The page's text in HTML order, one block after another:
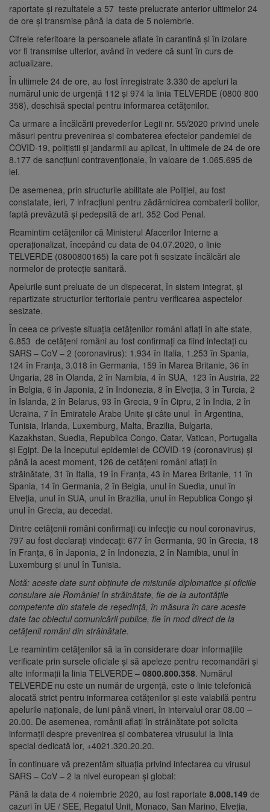
raportate și rezultatele a 57 teste prelucrate anterior ultimelor 24
de ore și transmise până la data de 5 noiembrie.
Cifrele referitoare la persoanele aflate în carantină și în izolare
vor fi transmise ulterior, având în vedere că sunt în curs de
actualizare.
În ultimele 24 de ore, au fost înregistrate 3.330 de apeluri la
numărul unic de urgență 112 și 974 la linia TELVERDE (0800 800
358), deschisă special pentru informarea cetățenilor.
Ca urmare a încălcării prevederilor Legii nr. 55/2020 privind unele
măsuri pentru prevenirea și combaterea efectelor pandemiei de
COVID-19, polițiștii și jandarmii au aplicat, în ultimele de 24 de ore
8.177 de sancţiuni contravenţionale, în valoare de 1.065.695 de
lei.
De asemenea, prin structurile abilitate ale Poliției, au fost
constatate, ieri, 7 infracțiuni pentru zădărnicirea combaterii bolilor,
faptă prevăzută și pedepsită de art. 352 Cod Penal.
Reamintim cetățenilor că Ministerul Afacerilor Interne a
operaționalizat, începând cu data de 04.07.2020, o linie
TELVERDE (0800800165) la care pot fi sesizate încălcări ale
normelor de protecție sanitară.
Apelurile sunt preluate de un dispecerat, în sistem integrat, și
repartizate structurilor teritoriale pentru verificarea aspectelor
sesizate.
În ceea ce privește situația cetățenilor români aflați în alte state,
6.853 de cetățeni români au fost confirmați ca fiind infectați cu
SARS – CoV – 2 (coronavirus): 1.934 în Italia, 1.253 în Spania,
124 în Franța, 3.018 în Germania, 159 în Marea Britanie, 36 în
Ungaria, 28 în Olanda, 2 în Namibia, 4 în SUA, 123 în Austria, 22
în Belgia, 6 în Japonia, 2 în Indonezia, 8 în Elveția, 3 în Turcia, 2
în Islanda, 2 în Belarus, 93 în Grecia, 9 în Cipru, 2 în India, 2 în
Ucraina, 7 în Emiratele Arabe Unite și câte unul în Argentina,
Tunisia, Irlanda, Luxemburg, Malta, Brazilia, Bulgaria,
Kazakhstan, Suedia, Republica Congo, Qatar, Vatican, Portugalia
și Egipt. De la începutul epidemiei de COVID-19 (coronavirus) și
până la acest moment, 126 de cetățeni români aflați în
străinătate, 31 în Italia, 19 în Franța, 43 în Marea Britanie, 11 în
Spania, 14 în Germania, 2 în Belgia, unul în Suedia, unul în
Elveția, unul în SUA, unul în Brazilia, unul în Republica Congo și
unul în Grecia, au decedat.
Dintre cetățenii români confirmați cu infecție cu noul coronavirus,
797 au fost declarați vindecați: 677 în Germania, 90 în Grecia, 18
în Franța, 6 în Japonia, 2 în Indonezia, 2 în Namibia, unul în
Luxemburg și unul în Tunisia.
Notă: aceste date sunt obținute de misiunile diplomatice și oficiile
consulare ale României în străinătate, fie de la autoritățile
competente din statele de reședință, în măsura în care aceste
date fac obiectul comunicării publice, fie în mod direct de la
cetățenii români din străinătate.
Le reamintim cetățenilor să ia în considerare doar informațiile
verificate prin sursele oficiale și să apeleze pentru recomandări și
alte informații la linia TELVERDE – 0800.800.358. Numărul
TELVERDE nu este un număr de urgență, este o linie telefonică
alocată strict pentru informarea cetățenilor și este valabilă pentru
apelurile naționale, de luni până vineri, în intervalul orar 08.00 –
20.00. De asemenea, românii aflați în străinătate pot solicita
informații despre prevenirea și combaterea virusului la linia
special dedicată lor, +4021.320.20.20.
În continuare vă prezentăm situația privind infectarea cu virusul
SARS – CoV – 2 la nivel european și global:
Până la data de 4 noiembrie 2020, au fost raportate 8.008.149 de
cazuri în UE / SEE, Regatul Unit, Monaco, San Marino, Elveția,